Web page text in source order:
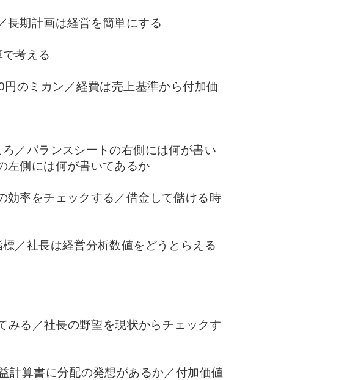
長期計画は経営を簡単にする
考える
のミカン／経費は売上基準から付加価
／バランスシートの右側には何が書い
左側には何が書いてあるか
効率をチェックする／借金して儲ける時
／社長は経営分析数値をどうとらえる
みる／社長の野望を現状からチェックす
計算書に分配の発想があるか／付加価値